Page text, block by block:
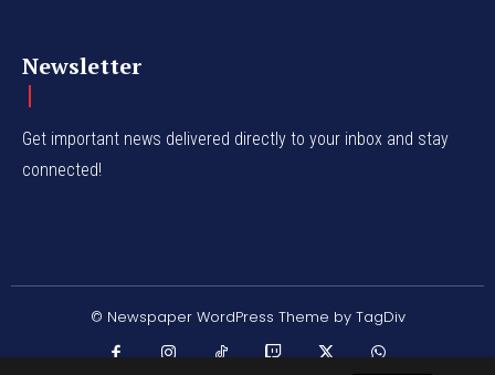
Newsletter
Get important news delivered directly to your inbox and stay
connected!
© Newspaper WordPress Theme by TagDiv